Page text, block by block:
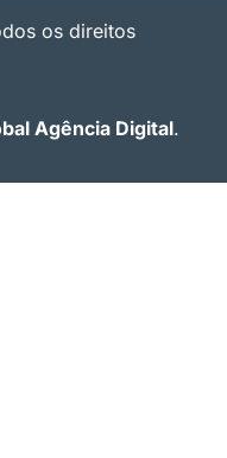
os direitos
Agência Digital.